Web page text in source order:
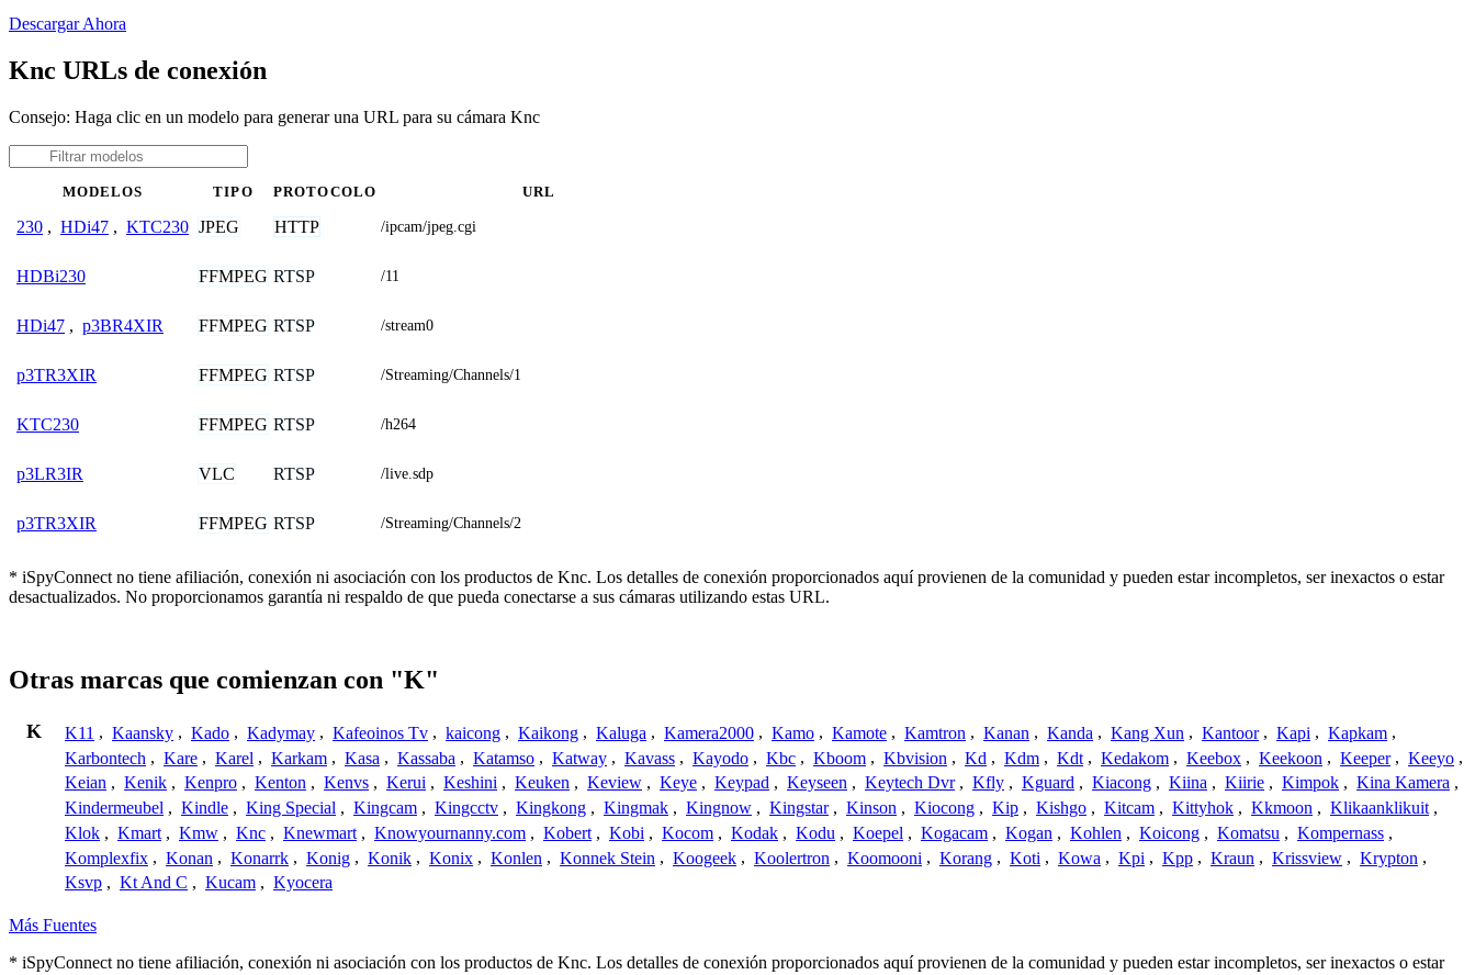
Descargar Ahora
Knc URLs de conexión
Consejo: Haga clic en un modelo para generar una URL para su cámara Knc
MODELOS TIPO PROTOCOLO URL
230 , HDi47 , KTC230 JPEG HTTP /ipcam/jpeg.cgi
HDBi230 FFMPEG RTSP /11
HDi47 , p3BR4XIR FFMPEG RTSP /stream0
p3TR3XIR FFMPEG RTSP /Streaming/Channels/1
KTC230 FFMPEG RTSP /h264
p3LR3IR VLC RTSP /live.sdp
p3TR3XIR FFMPEG RTSP /Streaming/Channels/2
* iSpyConnect no tiene afiliación, conexión ni asociación con los productos de Knc. Los detalles de conexión proporcionados aquí provienen de la comunidad y pueden estar incompletos, ser inexactos o estar
desactualizados. No proporcionamos garantía ni respaldo de que pueda conectarse a sus cámaras utilizando estas URL.
Otras marcas que comienzan con "K"
K K11 , Kaansky , Kado , Kadymay , Kafeoinos Tv , kaicong , Kaikong , Kaluga , Kamera2000 , Kamo , Kamote , Kamtron , Kanan , Kanda , Kang Xun , Kantoor , Kapi , Kapkam ,
Karbontech , Kare , Karel , Karkam , Kasa , Kassaba , Katamso , Katway , Kavass , Kayodo , Kbc , Kboom , Kbvision , Kd , Kdm , Kdt , Kedakom , Keebox , Keekoon , Keeper , Keeyo ,
Keian , Kenik , Kenpro , Kenton , Kenvs , Kerui , Keshini , Keuken , Keview , Keye , Keypad , Keyseen , Keytech Dvr , Kfly , Kguard , Kiacong , Kiina , Kiirie , Kimpok , Kina Kamera ,
Kindermeubel , Kindle , King Special , Kingcam , Kingcctv , Kingkong , Kingmak , Kingnow , Kingstar , Kinson , Kiocong , Kip , Kishgo , Kitcam , Kittyhok , Kkmoon , Klikaanklikuit ,
Klok , Kmart , Kmw , Knc , Knewmart , Knowyournanny.com , Kobert , Kobi , Kocom , Kodak , Kodu , Koepel , Kogacam , Kogan , Kohlen , Koicong , Komatsu , Kompernass ,
Komplexfix , Konan , Konarrk , Konig , Konik , Konix , Konlen , Konnek Stein , Koogeek , Koolertron , Koomooni , Korang , Koti , Kowa , Kpi , Kpp , Kraun , Krissview , Krypton ,
Ksvp , Kt And C , Kucam , Kyocera
Más Fuentes
* iSpyConnect no tiene afiliación, conexión ni asociación con los productos de Knc. Los detalles de conexión proporcionados aquí provienen de la comunidad y pueden estar incompletos, ser inexactos o estar